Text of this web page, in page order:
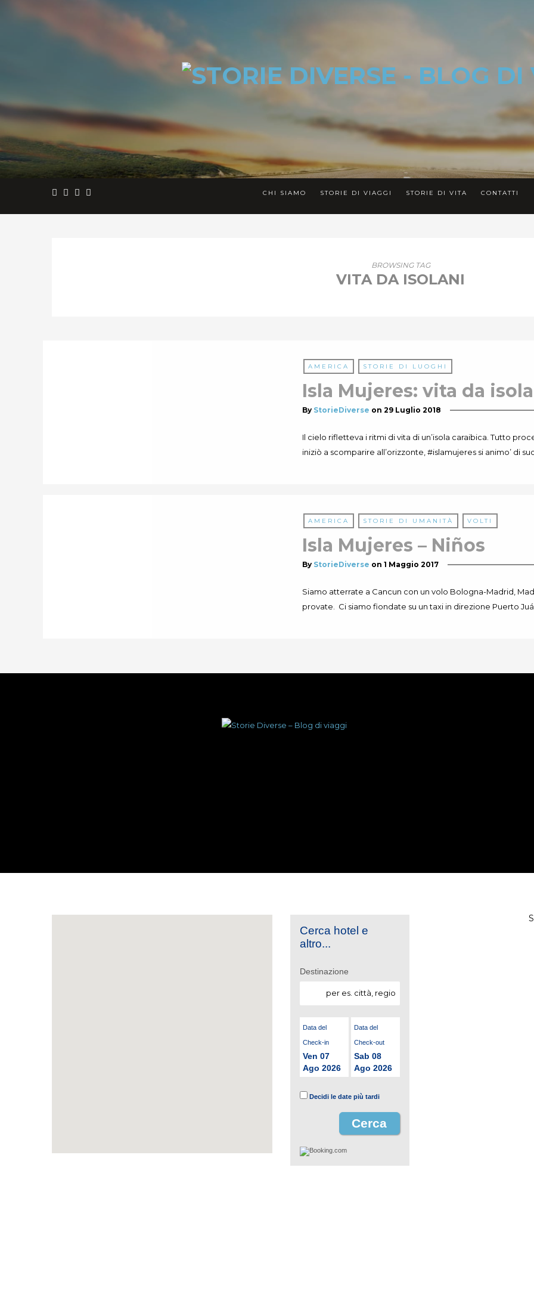
CHI SIAMO STORIE DI VIAGGI STORIE DI VITA CONTATTI
BROWSING TAG
VITA DA ISOLANI
AMERICA STORIE DI LUOGHI
Isla Mujeres: vita da
By StorieDiverse on 29 Luglio 2018
Il cielo rifletteva i ritmi di vita di un’isola caraibica. Tutto
iniziò a scomparire all’orizzonte, #islamujeres si animo’ di
AMERICA STORIE DI UMANITÀ VOLTI
Isla Mujeres – Niños
By StorieDiverse on 1 Maggio 2017
Siamo atterrate a Cancun con un volo Bologna-Madrid,
provate. Ci siamo fiondate su un taxi in direzione Puerto
Cerca hotel e
altro...
Destinazione
Data del
Check-in
Ven 07
Ago 2026
Data del
Check-out
Sab 08
Ago 2026
Decidi le date più tardi